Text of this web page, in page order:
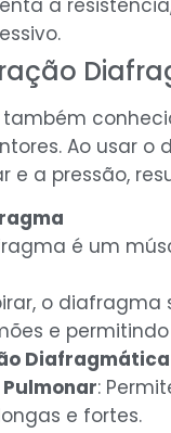
Ao usar
e a pressão,
é um
o
e
Diafragmática
:
e fortes.